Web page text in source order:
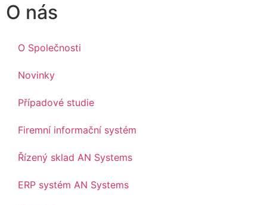
O nás
O Společnosti
Novinky
Případové studie
Firemní informační systém
Řízený sklad AN Systems
ERP systém AN Systems